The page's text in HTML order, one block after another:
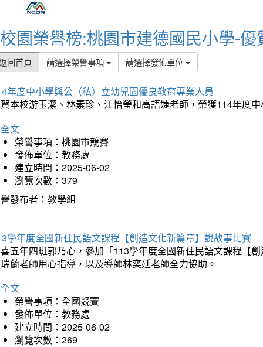
校園榮譽榜:桃園市建德國民小學-優
回首頁 請選擇榮譽事項 請選擇發佈單位
年度中小學與公（私）立幼兒園優良教育專業人員
本校游玉潔、林素珍、江怡瑩和高語婕老師，榮獲114年度
文
榮譽事項：桃園市競賽
發佈單位：教務處
建立時間：2025-06-02
瀏覽次數：379
發布者：教學組
學年度全國新住民語文課程【創造文化新篇章】說故事比賽
五年四班郭乃心，參加「113學年度全國新住民語文課程【
蘭老師用心指導，以及導師林奕廷老師全力協助。
文
榮譽事項：全國競賽
發佈單位：教務處
建立時間：2025-06-02
瀏覽次數：269